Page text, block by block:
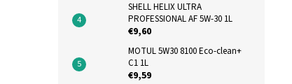
SHELL HELIX ULTRA
PROFESSIONAL AF 5W-30 1L
€9,60
MOTUL 5W30 8100 Eco-clean+
C1 1L
€9,59